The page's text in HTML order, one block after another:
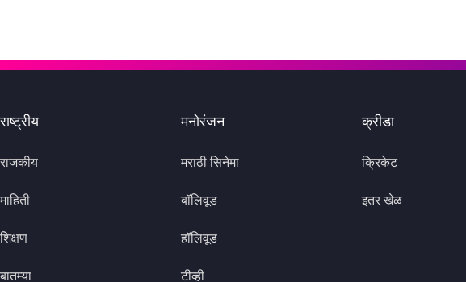
राष्ट्रीय
राजकीय
माहिती
शिक्षण
बातम्या
मनोरंजन
मराठी सिनेमा
बॉलिवूड
हॉलिवूड
टीव्ही
क्रीडा
क्रिकेट
इतर खेळ